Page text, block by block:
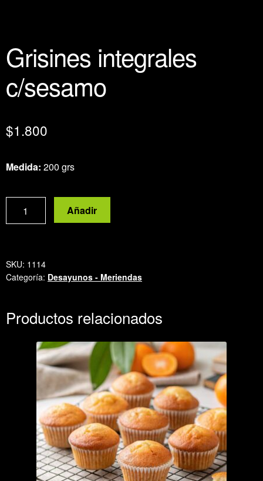
Grisines integrales
c/sesamo
$1.800
Medida: 200 grs
integrales
Añadir
SKU: 1114
Categoría: Desayunos - Meriendas
Productos relacionados